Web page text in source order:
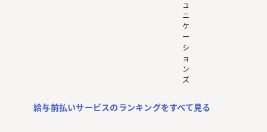
ュ
ニ
ケ
ー
シ
ョ
ン
ズ
給与前払いサービスのランキングをすべて見る